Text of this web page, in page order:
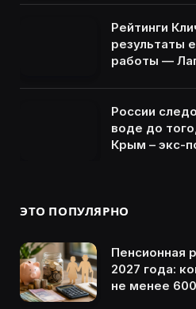
Рейтинги
результаты
работы —
России
воде до
Крым – экс-
ЭТО ПОПУЛЯРНО
Пенсионная
2027 года:
не менее